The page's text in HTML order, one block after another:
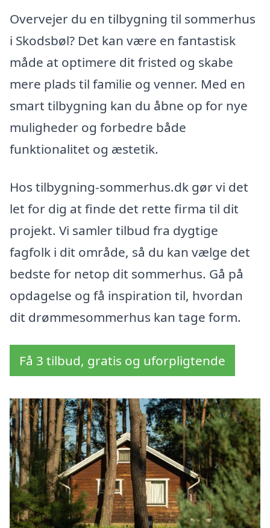
Overvejer du en tilbygning til sommerhus
i Skodsbøl? Det kan være en fantastisk
måde at optimere dit fristed og skabe
mere plads til familie og venner. Med en
smart tilbygning kan du åbne op for nye
muligheder og forbedre både
funktionalitet og æstetik.
Hos tilbygning-sommerhus.dk gør vi det
let for dig at finde det rette firma til dit
projekt. Vi samler tilbud fra dygtige
fagfolk i dit område, så du kan vælge det
bedste for netop dit sommerhus. Gå på
opdagelse og få inspiration til, hvordan
dit drømmesommerhus kan tage form.
Få 3 tilbud, gratis og uforpligtende